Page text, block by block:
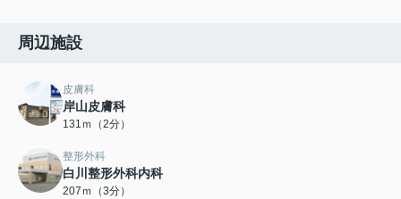
周辺施設
皮膚科
岸山皮膚科
131ｍ（2分）
整形外科
白川整形外科内科
207ｍ（3分）